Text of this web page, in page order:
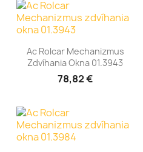
Ac Rolcar Mechanizmus
Zdvíhania Okna 01.3943
78,82 €